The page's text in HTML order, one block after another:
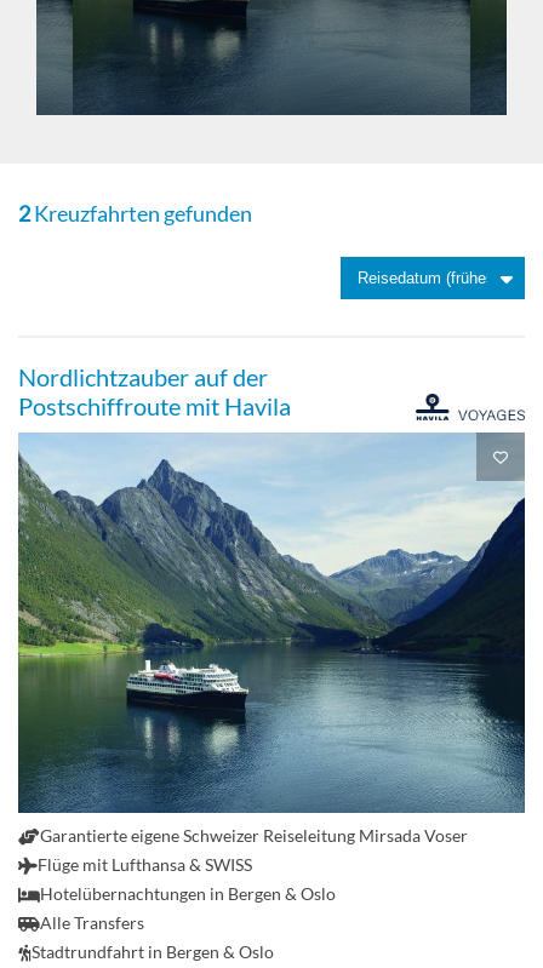
2Kreuzfahrten gefunden
Nordlichtzauber auf der
Postschiffroute mit Havila
Garantierte eigene Schweizer Reiseleitung Mirsada Voser
Flüge mit Lufthansa & SWISS
Hotelübernachtungen in Bergen & Oslo
Alle Transfers
Stadtrundfahrt in Bergen & Oslo